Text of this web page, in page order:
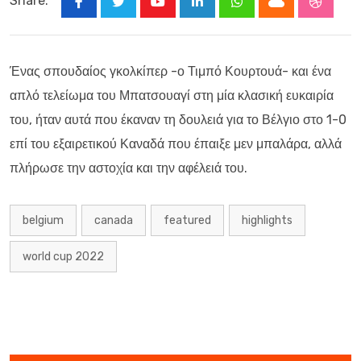
LinkedInWhatsappCloud
Ένας σπουδαίος γκολκίπερ -ο Τιμπό Κουρτουά- και ένα
απλό τελείωμα του Μπατσουαγί στη μία κλασική ευκαιρία
του, ήταν αυτά που έκαναν τη δουλειά για το Βέλγιο στο 1-0
επί του εξαιρετικού Καναδά που έπαιξε μεν μπαλάρα, αλλά
πλήρωσε την αστοχία και την αφέλειά του.
belgium canada featured highlights
world cup 2022